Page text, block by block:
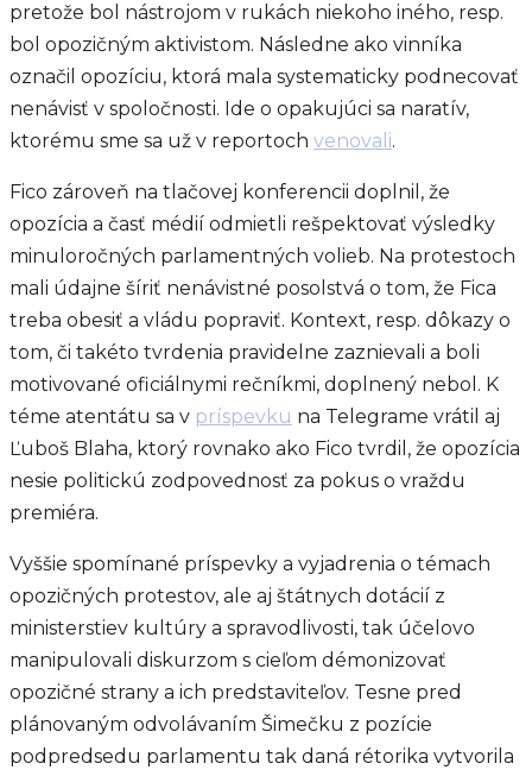
pretože bol nástrojom v rukách niekoho iného, resp.
bol opozičným aktivistom. Následne ako vinníka
označil opozíciu, ktorá mala systematicky podnecovať
nenávisť v spoločnosti. Ide o opakujúci sa naratív,
ktorému sme sa už v reportoch venovali.
Fico zároveň na tlačovej konferencii doplnil, že
opozícia a časť médií odmietli rešpektovať výsledky
minuloročných parlamentných volieb. Na protestoch
mali údajne šíriť nenávistné posolstvá o tom, že Fica
treba obesiť a vládu popraviť. Kontext, resp. dôkazy o
tom, či takéto tvrdenia pravidelne zaznievali a boli
motivované oficiálnymi rečníkmi, doplnený nebol. K
téme atentátu sa v príspevku na Telegrame vrátil aj
Ľuboš Blaha, ktorý rovnako ako Fico tvrdil, že opozícia
nesie politickú zodpovednosť za pokus o vraždu
premiéra.
Vyššie spomínané príspevky a vyjadrenia o témach
opozičných protestov, ale aj štátnych dotácií z
ministerstiev kultúry a spravodlivosti, tak účelovo
manipulovali diskurzom s cieľom démonizovať
opozičné strany a ich predstaviteľov. Tesne pred
plánovaným odvolávaním Šimečku z pozície
podpredsedu parlamentu tak daná rétorika vytvorila